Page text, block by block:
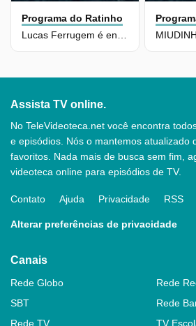
Programa do Ratinho
Assista TV online.
No TeleVideoteca.net você encontra
e episódios. Nós o mantemos atualizado
favoritos. Nada mais de busca sem fim,
videoteca online para episódios de TV.
Contato Ajuda Privacidade RSS
Alterar preferências de privacidade
Canais
Rede Globo
Rede
SBT
Rede
Rede TV
TV